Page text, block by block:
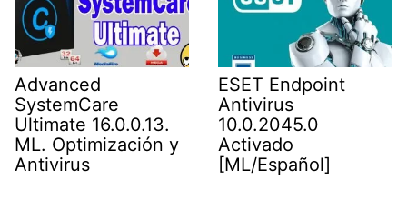
Advanced
SystemCare
Ultimate 16.0.0.13.
ML. Optimización y
Antivirus
ESET Endpoint
Antivirus
10.0.2045.0
Activado
[ML/Español]